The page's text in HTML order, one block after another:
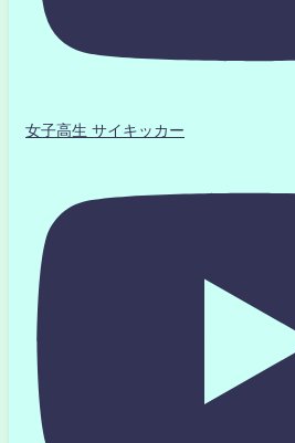
女子高生 サイキッカー